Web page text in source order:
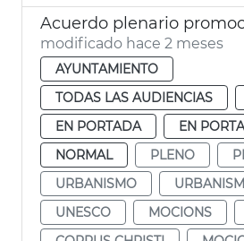
modificado hace 2 meses
AYUNTAMIENTO
TODAS LAS AUDIENCIAS
EN PORTADA
EN
NORMAL
PLENO
URBANISMO
UNESCO
MOCIONS